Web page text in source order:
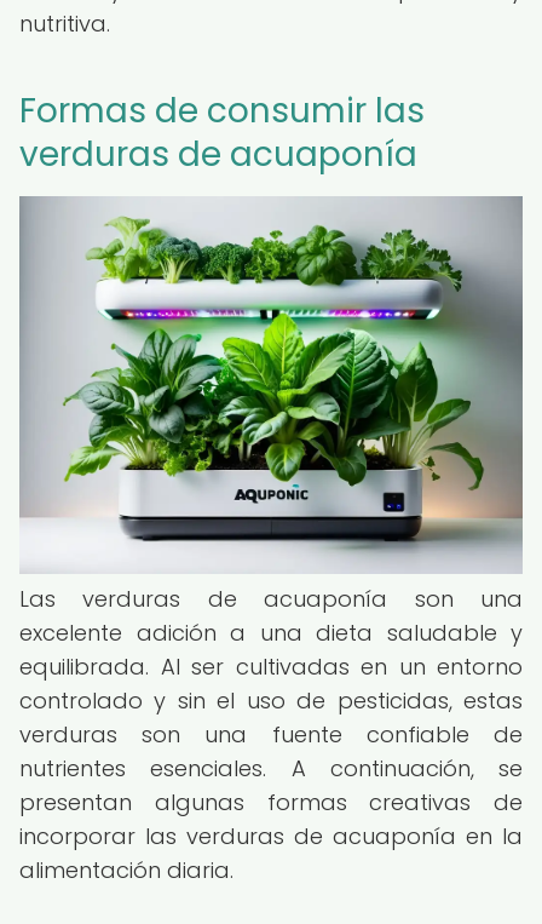
nutritiva.
Formas de consumir las
verduras de acuaponía
Las verduras de acuaponía son una
excelente adición a una dieta saludable y
equilibrada. Al ser cultivadas en un entorno
controlado y sin el uso de pesticidas, estas
verduras son una fuente confiable de
nutrientes esenciales. A continuación, se
presentan algunas formas creativas de
incorporar las verduras de acuaponía en la
alimentación diaria.